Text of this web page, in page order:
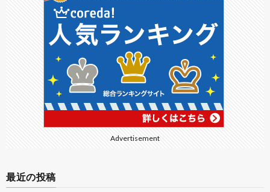
Advertisement
最近の投稿